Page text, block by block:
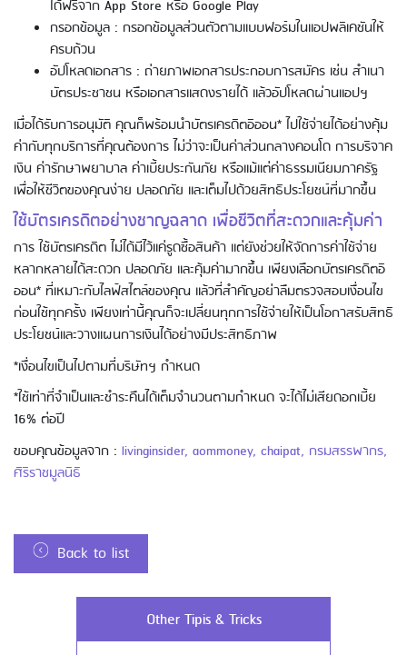
ได้ฟรีจาก App Store หรือ Google Play
กรอกข้อมูล : กรอกข้อมูลส่วนตัวตามแบบฟอร์มในแอปพลิเคชันให้
ครบถ้วน
อัปโหลดเอกสาร : ถ่ายภาพเอกสารประกอบการสมัคร เช่น สำเนา
บัตรประชาชน หรือเอกสารแสดงรายได้ แล้วอัปโหลดผ่านแอปฯ
เมื่อได้รับการอนุมัติ คุณก็พร้อมนำบัตรเครดิตอิออน* ไปใช้จ่ายได้อย่างคุ้ม
ค่ากับทุกบริการที่คุณต้องการ ไม่ว่าจะเป็นค่าส่วนกลางคอนโด การบริจาค
เงิน ค่ารักษาพยาบาล ค่าเบี้ยประกันภัย หรือแม้แต่ค่าธรรมเนียมภาครัฐ
เพื่อให้ชีวิตของคุณง่าย ปลอดภัย และเต็มไปด้วยสิทธิประโยชน์ที่มากขึ้น
ใช้บัตรเครดิตอย่างชาญฉลาด เพื่อชีวิตที่สะดวกและคุ้มค่า
การ ใช้บัตรเครดิต ไม่ได้มีไว้แค่รูดซื้อสินค้า แต่ยังช่วยให้จัดการค่าใช้จ่าย
หลากหลายได้สะดวก ปลอดภัย และคุ้มค่ามากขึ้น เพียงเลือกบัตรเครดิตอิ
ออน* ที่เหมาะกับไลฟ์สไตล์ของคุณ แล้วที่สำคัญอย่าลืมตรวจสอบเงื่อนไข
ก่อนใช้ทุกครั้ง เพียงเท่านี้คุณก็จะเปลี่ยนทุกการใช้จ่ายให้เป็นโอกาสรับสิทธิ
ประโยชน์และวางแผนการเงินได้อย่างมีประสิทธิภาพ
*เงื่อนไขเป็นไปตามที่บริษัทฯ กำหนด
*ใช้เท่าที่จำเป็นและชำระคืนได้เต็มจำนวนตามกำหนด จะได้ไม่เสียดอกเบี้ย
16% ต่อปี
ขอบคุณข้อมูลจาก : livinginsider, aommoney, chaipat, กรมสรรพากร,
ศิริราชมูลนิธิ
Back to list
Other Tipis & Tricks
Using AEON Cards - Shopping (Online)
Using AEON Cards - Cashing / Advanced
Cash Withdrawal
Using AEON Cards - Using your Card